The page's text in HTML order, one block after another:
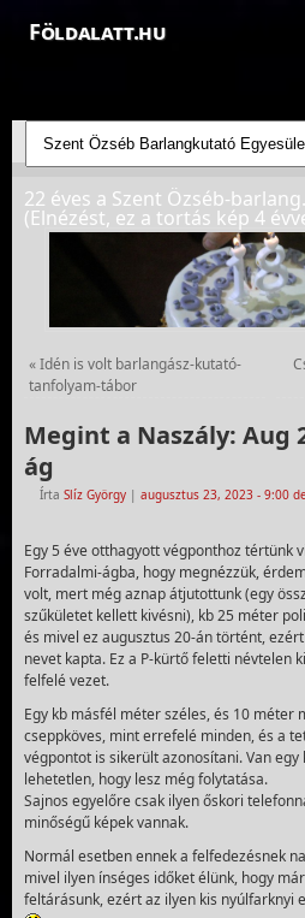
Földalatt.hu
Felfedezések a föld alatt - feltáró
22 éves a Szent Özséb-
(Elnézést, ez a tortás kép 4
«Idén is volt barlangász-kutató-
tanfolyam-tábor
Megint a Naszály: Aug
ág
Írta Slíz György | augusztus 23, 2023 - 9:00 de.
Egy 5 éve otthagyott végponthoz tértünk
Forradalmi-ágba, hogy megnézzük,
volt, mert még aznap átjutottunk (egy
szűkületet kellett kivésni), kb 25 méter
és mivel ez augusztus 20-án történt,
nevet kapta. Ez a P-kürtő feletti névtelen
felfelé vezet.
Egy kb másfél méter széles, és 10 méter
cseppköves, mint errefelé minden, és a
végpontot is sikerült azonosítani. Van
lehetetlen, hogy lesz még folytatása.
Sajnos egyelőre csak ilyen őskori
minőségű képek vannak.
Normál esetben ennek a felfedezésnek
mivel ilyen ínséges időket élünk, hogy
feltárásunk, ezért az ilyen kis nyúlfarknyi